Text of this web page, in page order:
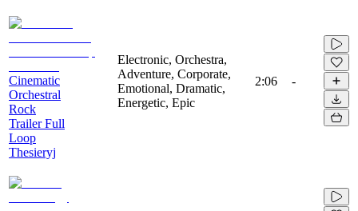
Cinematic
Orchestral
Rock
Trailer Full
Loop
Thesieryj
Electronic, Orchestra,
Adventure, Corporate,
Emotional, Dramatic,
Energetic, Epic
2:06 -